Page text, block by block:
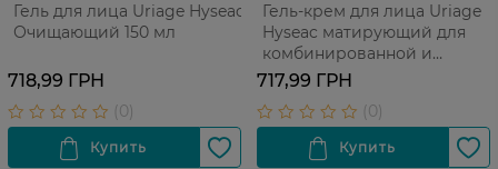
Гель для лица Uriage Hyseac
Очищающий 150 мл
718,99 ГРН
Гель-крем для лица Uriage
Hyseac матирующий для
комбинированной и
жирной кожи 40 мл
717,99 ГРН